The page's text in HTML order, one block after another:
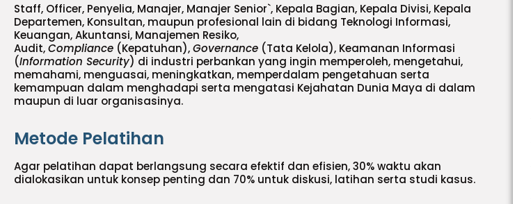
Staff, Officer, Penyelia, Manajer, Manajer Senior`, Kepala Bagian, Kepala Divisi, Kepala
Departemen, Konsultan, maupun profesional lain di bidang Teknologi Informasi,
Keuangan, Akuntansi, Manajemen Resiko,
Audit,Compliance (Kepatuhan),Governance (Tata Kelola), Keamanan Informasi
(Information Security) di industri perbankan yang ingin memperoleh, mengetahui,
memahami, menguasai, meningkatkan, memperdalam pengetahuan serta
kemampuan dalam menghadapi serta mengatasi Kejahatan Dunia Maya di dalam
maupun di luar organisasinya.
Metode Pelatihan
Agar pelatihan dapat berlangsung secara efektif dan efisien, 30% waktu akan
dialokasikan untuk konsep penting dan 70% untuk diskusi, latihan serta studi kasus.